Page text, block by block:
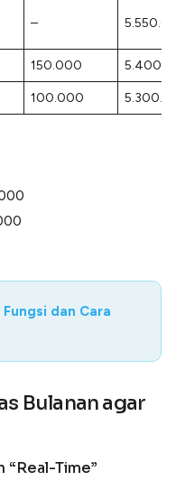
–
150.000
100.000
dan Cara
Bulanan agar
“Real-Time”